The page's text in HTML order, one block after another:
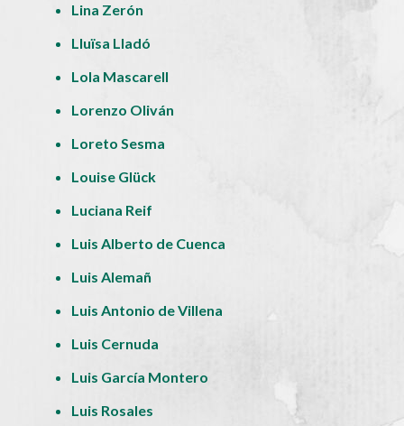
Lina Zerón
Lluïsa Lladó
Lola Mascarell
Lorenzo Oliván
Loreto Sesma
Louise Glück
Luciana Reif
Luis Alberto de Cuenca
Luis Alemañ
Luis Antonio de Villena
Luis Cernuda
Luis García Montero
Luis Rosales